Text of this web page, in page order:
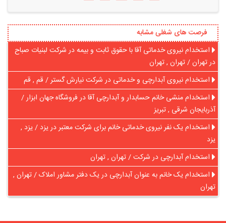
فرصت های شغلی مشابه
استخدام نیروی خدماتی آقا با حقوق ثابت و بیمه در شرکت لبنیات صباح
در تهران / تهران , تهران
استخدام نیروی آبدارچی و خدماتی در شرکت نیارش گستر / قم , قم
استخدام منشی خانم حسابدار و آبدارچی آقا در فروشگاه جهان ابزار /
آذربایجان شرقی , تبریز
استخدام یک نفر نیروی خدماتی خانم برای شرکت معتبر در یزد / یزد ,
یزد
استخدام آبدارچی در شرکت / تهران , تهران
استخدام یک خانم به عنوان آبدارچی در یک دفتر مشاور املاک / تهران ,
تهران